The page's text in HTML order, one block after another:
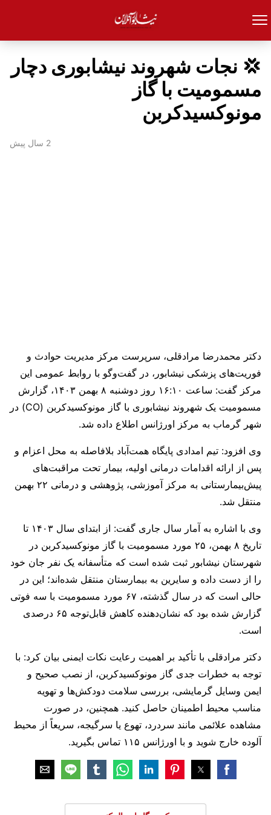
💢 نجات شهروند نیشابوری دچار
مسمومیت با گاز
مونوکسیدکربن
2 سال پیش
دکتر محمدرضا مرادقلی، سرپرست مرکز مدیریت حوادث و
فوریت‌های پزشکی نیشابور، در گفت‌وگو با روابط عمومی این
مرکز گفت: ساعت ۱۶:۱۰ روز دوشنبه ۸ بهمن ۱۴۰۳، گزارش
مسمومیت یک شهروند نیشابوری با گاز مونوکسیدکربن (CO) در
شهر گرماب به مرکز اورژانس اطلاع داده شد.
وی افزود: تیم امدادی پایگاه همت‌آباد بلافاصله به محل اعزام و
پس از ارائه اقدامات درمانی اولیه، بیمار تحت مراقبت‌های
پیش‌بیمارستانی به مرکز آموزشی، پژوهشی و درمانی ۲۲ بهمن
منتقل شد.
وی با اشاره به آمار سال جاری گفت: از ابتدای سال ۱۴۰۳ تا
تاریخ ۸ بهمن، ۲۵ مورد مسمومیت با گاز مونوکسیدکربن در
شهرستان نیشابور ثبت شده است که متأسفانه یک نفر جان خود
را از دست داده و سایرین به بیمارستان منتقل شده‌اند؛ این در
حالی است که در سال گذشته، ۶۷ مورد مسمومیت با سه فوتی
گزارش شده بود که نشان‌دهنده کاهش قابل‌توجه ۶۵ درصدی
است.
دکتر مرادقلی با تأکید بر اهمیت رعایت نکات ایمنی بیان کرد: با
توجه به خطرات جدی گاز مونوکسیدکربن، از نصب صحیح و
ایمن وسایل گرمایشی، بررسی سلامت دودکش‌ها و تهویه
مناسب محیط اطمینان حاصل کنید. همچنین، در صورت
مشاهده علائمی مانند سردرد، تهوع یا سرگیجه، سریعاً از محیط
آلوده خارج شوید و با اورژانس ۱۱۵ تماس بگیرید.